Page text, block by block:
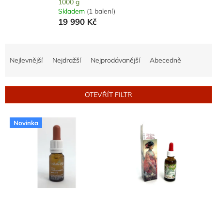
1000 g
Skladem (1 balení)
19 990 Kč
í
Nejlevnější Nejdražší Nejprodávanější Abecedně
OTEVŘÍT FILTR
V Novinka